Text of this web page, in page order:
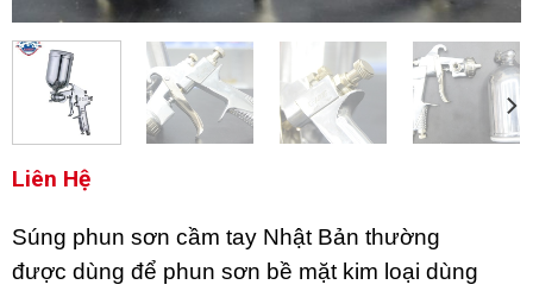
Liên Hệ
Súng phun sơn cầm tay Nhật Bản thường
được dùng để phun sơn bề mặt kim loại dùng